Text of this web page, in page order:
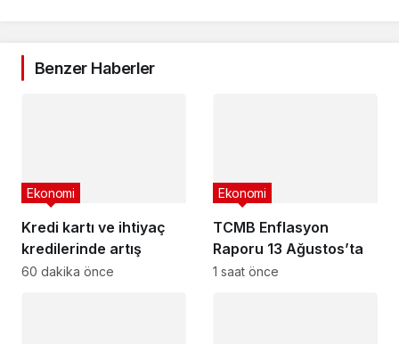
Benzer Haberler
Kredi kartı ve ihtiyaç
kredilerinde artış
Ekonomi
60 dakika önce
TCMB Enflasyon
Raporu 13 Ağustos’ta
Ekonomi
1 saat önce